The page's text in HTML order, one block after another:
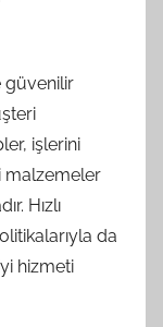
güvenilir
işlerini
malzemeler
Hızlı
da
hizmeti